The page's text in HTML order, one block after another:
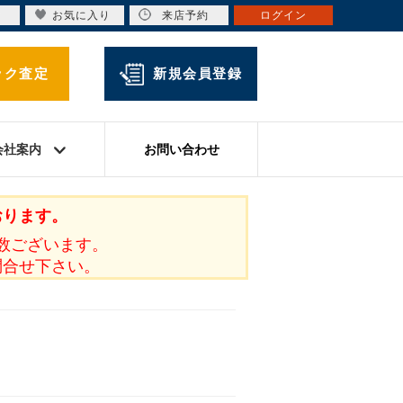
査定 新規会員登録
社案内 お問い合わせ
ます。
ざいます。
せ下さい。
お気に入り 来店予約 ログイン